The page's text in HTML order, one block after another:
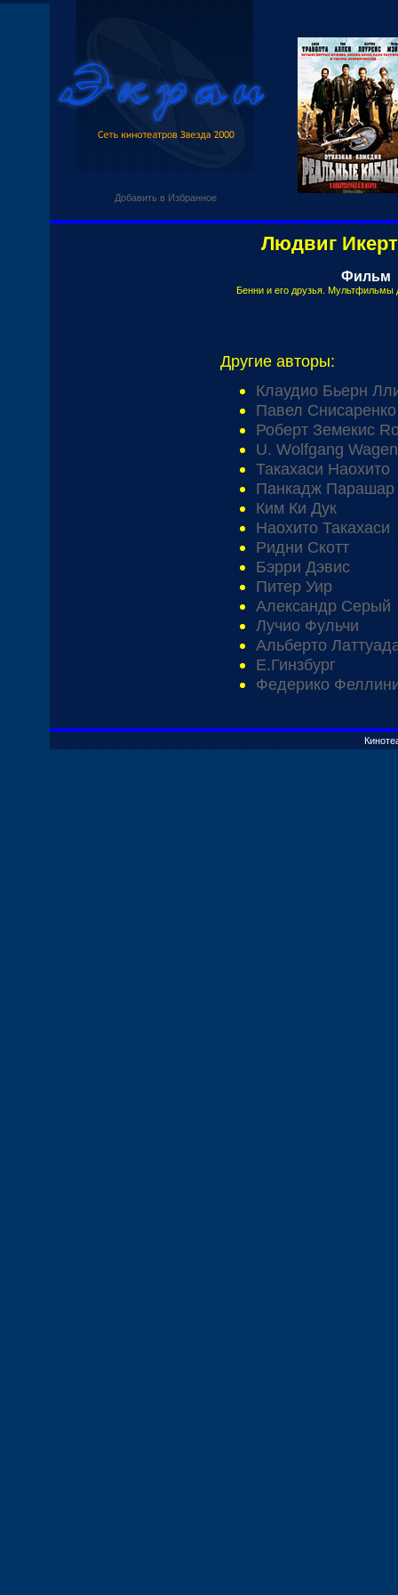
Добавить в Избранное
Людвиг
Фильм
Бенни и его друзья.
Другие авторы:
Клаудио Бьерн
Павел Снисаренко
Роберт Земекис
U. Wolfgang
Такахаси Наохито
Панкадж Парашар
Ким Ки Дук
Наохито Такахаси
Ридни Скотт
Бэрри Дэвис
Питер Уир
Александр Серый
Лучио Фульчи
Альберто
Е.Гинзбург
Федерико